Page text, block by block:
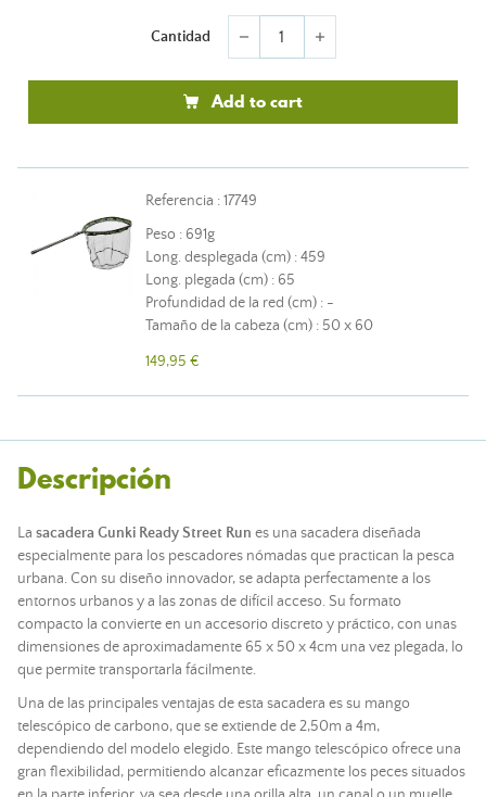
Cantidad remove add
Add to cart
Referencia : 17749
Peso : 691g
Long. desplegada (cm) : 459
Long. plegada (cm) : 65
Profundidad de la red (cm) : -
Tamaño de la cabeza (cm) : 50 x 60
149,95 €
Descripción
La sacadera Gunki Ready Street Run es una sacadera diseñada
especialmente para los pescadores nómadas que practican la pesca
urbana. Con su diseño innovador, se adapta perfectamente a los
entornos urbanos y a las zonas de difícil acceso. Su formato
compacto la convierte en un accesorio discreto y práctico, con unas
dimensiones de aproximadamente 65 x 50 x 4cm una vez plegada, lo
que permite transportarla fácilmente.
Una de las principales ventajas de esta sacadera es su mango
telescópico de carbono, que se extiende de 2,50m a 4m,
dependiendo del modelo elegido. Este mango telescópico ofrece una
gran flexibilidad, permitiendo alcanzar eficazmente los peces situados